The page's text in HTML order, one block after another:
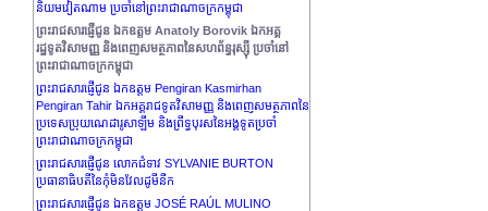
និយមវៀតណាម ប្រចាំនៅព្រះរាជាណាចក្រកម្ពុជា
ព្រះរាជសារផ្ញើជូន ឯកឧត្តម Anatoly Borovik ឯកអគ្គ
រដ្ឋទូតវិសាមញ្ញ និងពេញសមត្ថភាពនៃសហព័ន្ធរុស្ស៊ី ប្រចាំនៅ
ព្រះរាជាណាចក្រកម្ពុជា
ព្រះរាជសារផ្ញើជូន ឯកឧត្តម Pengiran Kasmirhan
Pengiran Tahir ឯកអគ្គរាជទូតវិសាមញ្ញ និងពេញសមត្ថភាពនៃ
ប្រទេសប្រុយណេដារូសាឡឹម និងព្រឹទ្ធបុរសនៃអង្គទូតប្រចាំ
ព្រះរាជាណាចក្រកម្ពុជា
ព្រះរាជសារផ្ញើជូន លោកជំទាវ SYLVANIE BURTON
ប្រធានាធិបតីនៃកុំមិនវែលដូមីនីក
ព្រះរាជសារផ្ញើជូន ឯកឧត្តម JOSÉ RAÚL MULINO